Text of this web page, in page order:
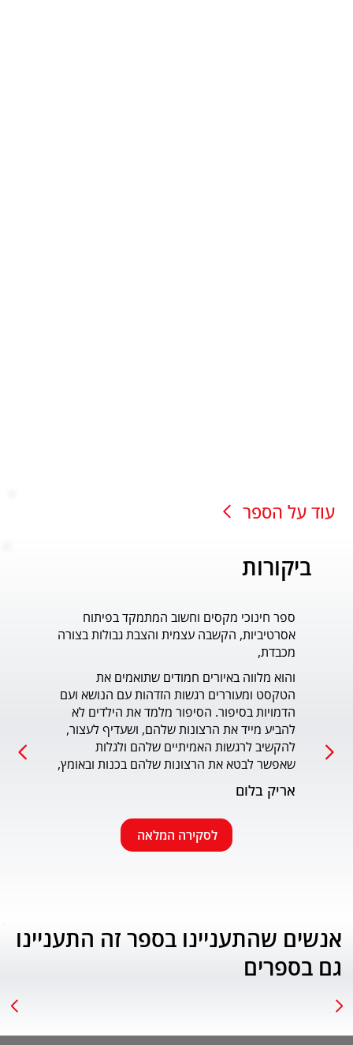
עוד על הספר
ביקורות
ספר חינוכי מקסים וחשוב המתמקד בפיתוח
אסרטיביות, הקשבה עצמית והצבת גבולות בצורה
מכבדת,
והוא מלווה באיורים חמודים שתואמים את
הדמויות בסיפור. הסיפור מלמד את הילדים לא
להקשיב לרגשות האמיתיים שלהם ולגלות
ורגשית בגובה העיניים של הילדים. מומלץ בחום.
אריק בלום
לסקירה המלאה
אנשים שהתעניינו בספר זה התעניינו
גם בספרים